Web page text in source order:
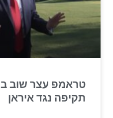
טראמפ עצר שוב
תקיפה נגד איראן